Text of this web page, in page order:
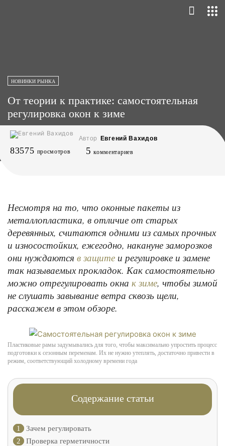
НОВИНКИ РЫНКА
От теории к практике: самостоятельная
регулировка окон к зиме
Автор Евгений Вахидов
83575 просмотров 5 комментариев
Несмотря на то, что оконные пакеты из
металлопластика, в отличие от старых
деревянных, считаются одними из самых прочных
и износостойких, ежегодно, накануне заморозков
они нуждаются в защите и регулировке и замене
так называемых прокладок. Как самостоятельно
можно отрегулировать окна к зиме, чтобы зимой
не слушать завывание ветра сквозь щели,
расскажем в этом обзоре.
Пластиковые рамы задумывались для того, чтобы максимально упростить процесс
подготовки к сезонным переменам. Их не нужно утеплять, достаточно привести в
режим, соответствующий холодному времени года
Содержание статьи
1
Зачем регулировать
2
Проверка герметичности